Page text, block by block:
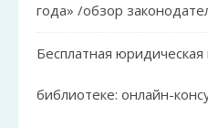
года» /обзор
Бесплатная
библиотеке: онлайн-